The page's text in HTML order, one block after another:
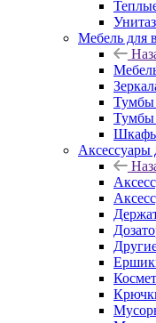
Мебель для
Тумбы
Тумбы
Аксессуары